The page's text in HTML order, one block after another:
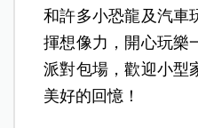
和許多小恐龍及汽車
揮想像力，開心玩樂
派對包場，歡迎小型
美好的回憶！